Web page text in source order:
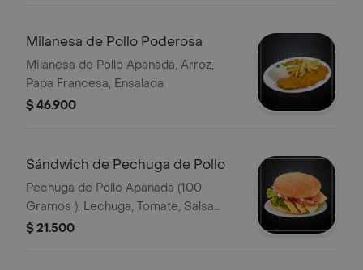
Milanesa de Pollo Poderosa
Milanesa de Pollo Apanada, Arroz,
Papa Francesa, Ensalada
$ 46.900
Sándwich de Pechuga de Pollo
Pechuga de Pollo Apanada (100
Gramos ), Lechuga, Tomate, Salsa
BBQ Salsa de la Casa
$ 21.500